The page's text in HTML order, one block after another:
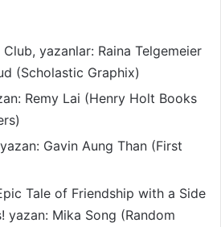
yazanlar: Raina Telgemeier
(Scholastic Graphix)
Remy Lai (Henry Holt Books
Gavin Aung Than (First
Tale of Friendship with a Side
yazan: Mika Song (Random